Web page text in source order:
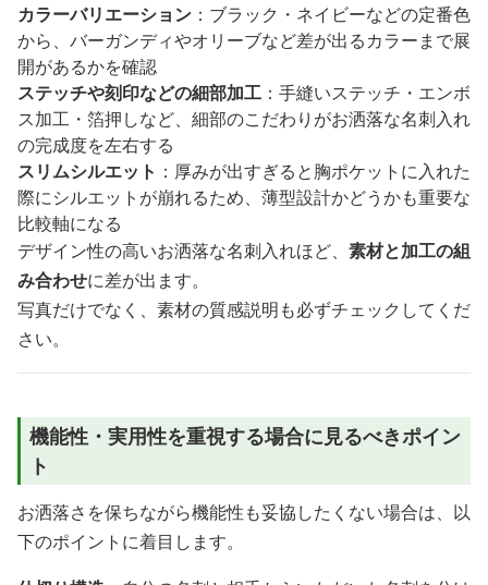
カラーバリエーション ：ブラック・ネイビーなどの定番色
から、バーガンディやオリーブなど差が出るカラーまで展
開があるかを確認
ステッチや刻印などの細部加工 ：手縫いステッチ・エンボ
ス加工・箔押しなど、細部のこだわりがお洒落な名刺入れ
の完成度を左右する
スリムシルエット ：厚みが出すぎると胸ポケットに入れた
際にシルエットが崩れるため、薄型設計かどうかも重要な
比較軸になる
デザイン性の高いお洒落な名刺入れほど、 素材と加工の組
み合わせに差が出ます。
写真だけでなく、素材の質感説明も必ずチェックしてくだ
さい。
機能性・実用性を重視する場合に見るべきポイン
ト
お洒落さを保ちながら機能性も妥協したくない場合は、以
下のポイントに着目します。